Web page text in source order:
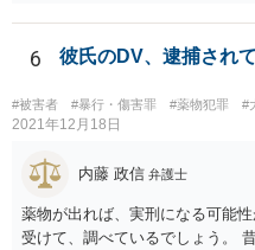
かれることはありるると思いま
6 彼氏のDV、逮捕され
#被害者 #暴行・傷害罪 #薬物犯罪 #
2021年12月18日
内藤 政信 弁護士
薬物が出れば、実刑になる可能
受けて、調べているでしょう。